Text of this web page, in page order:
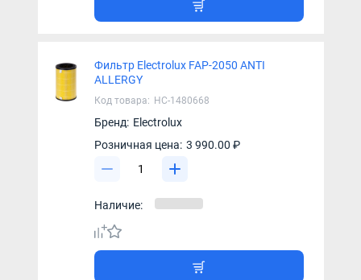
Фильтр Electrolux FAP-2050 ANTI
ALLERGY
Код товара: НС-1480668
Бренд: Electrolux
Розничная цена: 3 990.00 ₽
Наличие: